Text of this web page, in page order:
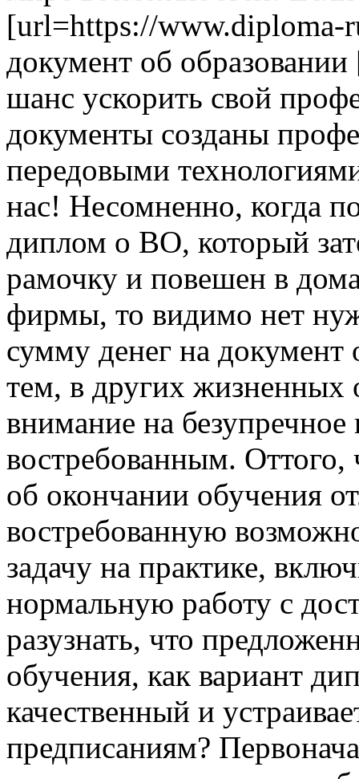
[url=https://www.diploma-
документ об
шанс ускорить свой
документы созданы
передовыми
нас! Несомненно, когда
диплом о ВО, который
рамочку и повешен в
фирмы, то видимо нет
сумму денег на
тем, в других жизненных
внимание на
востребованным.
об окончании обучения
востребованную
задачу на практике,
нормальную работу с
разузнать, что
обучения, как вариант
качественный и
предписаниям?